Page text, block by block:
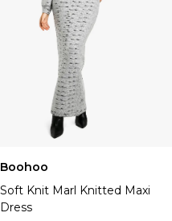
Boohoo
Soft Knit Marl Knitted Maxi
Dress